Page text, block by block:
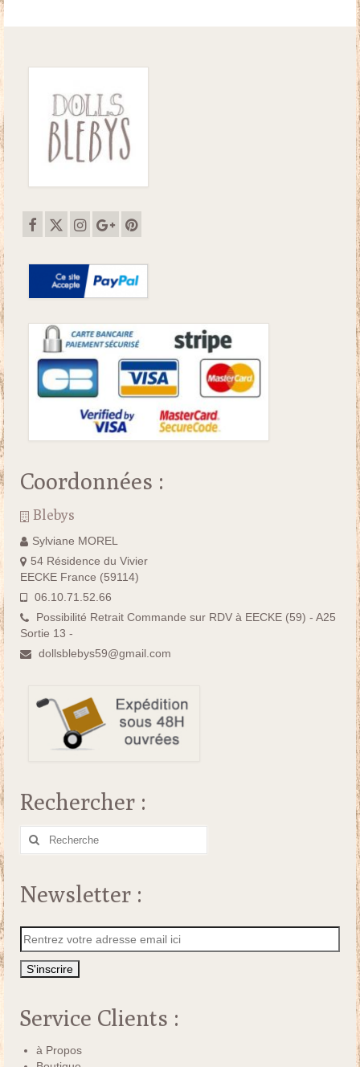
Coordonnées :
Blebys
Sylviane MOREL
54 Résidence du Vivier
EECKE France (59114)
06.10.71.52.66
Possibilité Retrait Commande sur RDV à EECKE (59) - A25
Sortie 13 -
dollsblebys59@gmail.com
Rechercher :
Rechercher
Newsletter :
Service Clients :
à Propos